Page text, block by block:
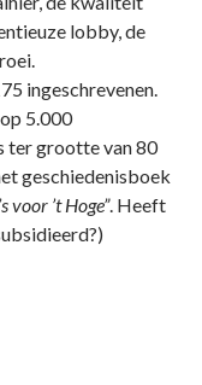
lobby, de
ingeschrevenen.
5.000
ter grootte van 80
geschiedenisboek
voor ’t Hoge”. Heeft